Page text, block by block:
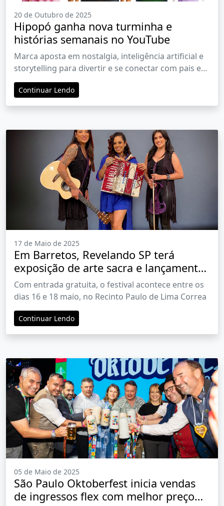
20 de Outubro de 2025
Hipopó ganha nova turminha e
histórias semanais no YouTube
Marca aposta em nostalgia, inteligência artificial e
storytelling para divertir e se conectar com pais e
filhos
Continuar Lendo
17 de Maio de 2025
Em Barretos, Revelando SP terá
exposição de arte sacra e lançamento
de livro e série sobre cultura
tradicional
Com entrada gratuita, o festival acontece entre os
dias 16 e 18 maio, no Recinto Paulo de Lima Correa
Continuar Lendo
05 de Maio de 2025
São Paulo Oktoberfest inicia vendas
de ingressos flex com melhor preço